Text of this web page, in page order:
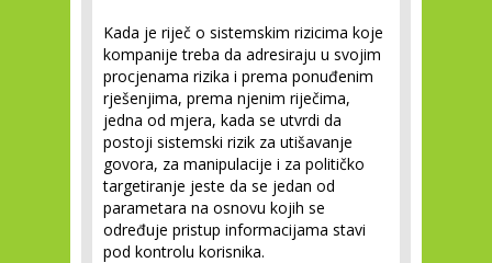
Kada je riječ o sistemskim rizicima koje
kompanije treba da adresiraju u svojim
procjenama rizika i prema ponuđenim
rješenjima, prema njenim riječima,
jedna od mjera, kada se utvrdi da
postoji sistemski rizik za utišavanje
govora, za manipulacije i za političko
targetiranje jeste da se jedan od
parametara na osnovu kojih se
određuje pristup informacijama stavi
pod kontrolu korisnika.